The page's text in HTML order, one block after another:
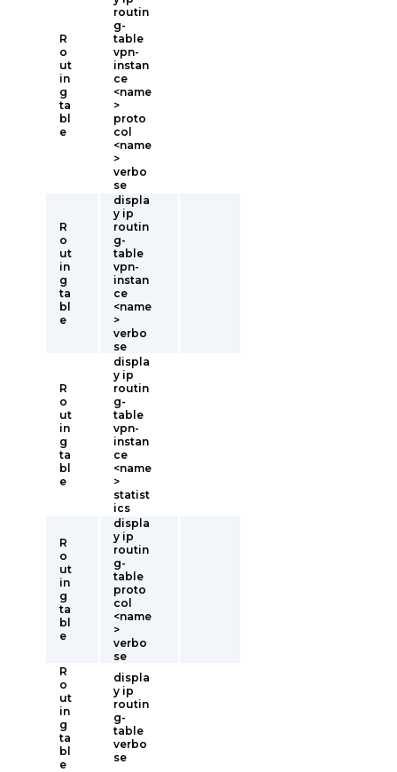
R
o
ut
in
g
ta
bl
e
routin
g-
table
vpn-
instan
ce
<name
>
proto
col
<name
>
verbo
se
R
o
ut
in
g
ta
bl
e
displa
y ip
routin
g-
table
vpn-
instan
ce
<name
>
verbo
se
R
o
ut
in
g
ta
bl
e
displa
y ip
routin
g-
table
vpn-
instan
ce
<name
>
statist
ics
R
o
ut
in
g
ta
bl
e
displa
y ip
routin
g-
table
proto
col
<name
>
verbo
se
R
o
ut
in
g
ta
bl
e
displa
y ip
routin
g-
table
verbo
se